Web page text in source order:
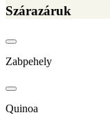
Szárazáruk
Zabpehely
Quinoa